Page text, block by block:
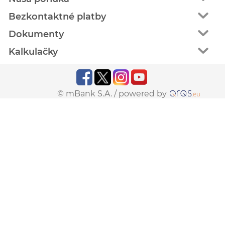
Bezkontaktné platby
Dokumenty
Kalkulačky
© mBank S.A. / powered by